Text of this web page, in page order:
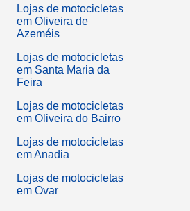
Lojas de motocicletas
em Oliveira de
Azeméis
Lojas de motocicletas
em Santa Maria da
Feira
Lojas de motocicletas
em Oliveira do Bairro
Lojas de motocicletas
em Anadia
Lojas de motocicletas
em Ovar